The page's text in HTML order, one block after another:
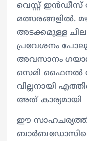
വെസ്റ്റ് ഇന്‍ഡീസ്
മത്സരങ്ങളില്‍.
അടക്കമുള്ള ചില
പ്രവേശനം
അവസാനം
സെമി ഫൈനല്‍
വില്ലനായി
അത് കാര്യമായി
ഈ